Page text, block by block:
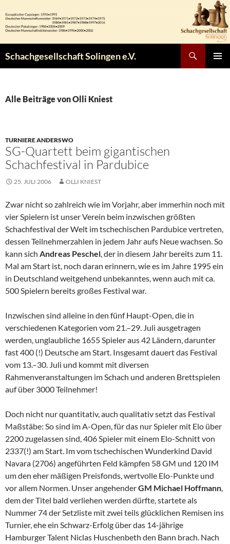
Inhalt
springen
Schachgesellschaft Solingen e.V.
Alle Beiträge von Olli Kniest
TURNIERE ANDERSWO
SG-Quartett beim gigantischen
Schachfestival in Pardubice
25. JULI 2006 OLLI KNIEST
Zwar nicht so zahlreich wie im Vorjahr, aber immerhin noch mit
vier Spielern ist unser Verein beim inzwischen größten
Schachfestival der Welt im tschechischen Pardubice vertreten,
dessen Teilnehmerzahlen in jedem Jahr aufs Neue wachsen. So
kann sich Andreas Peschel, der in diesem Jahr bereits zum 11.
Mal am Start ist, noch daran erinnern, wie es im Jahre 1995 ein
in Deutschland weitgehend unbekanntes, wenn auch mit ca.
500 Spielern bereits großes Festival war.
Inzwischen sind alleine in den fünf Haupt-Open, die in
verschiedenen Kategorien vom 21.–29. Juli ausgetragen
werden, unglaubliche 1655 Spieler aus 42 Ländern, darunter
fast 400 (!) Deutsche am Start. Insgesamt dauert das Festival
vom 13.–30. Juli und kommt mit diversen
Rahmenveranstaltungen im Schach und anderen Brettspielen
auf über 3000 Teilnehmer!
Doch nicht nur quantitativ, auch qualitativ setzt das Festival
Maßstäbe: So sind im A-Open, für das nur Spieler mit Elo über
2200 zugelassen sind, 406 Spieler mit einem Elo-Schnitt von
2337(!) am Start. Im vom tschechischen Wunderkind David
Navara (2706) angeführten Feld kämpfen 58 GM und 120 IM
um den eher mäßigen Preisfonds, wertvolle Elo-Punkte und
vor allem Normen. Unser angehenderGM Michael Hoffmann,
dem der Titel bald verliehen werden dürfte, startete als
Nummer 74 der Setzliste mit zwei teils glücklichen Remisen ins
Turnier, ehe ein Schwarz-Erfolg über das 14-jährige
Hamburger Talent Niclas Huschenbeth den Bann brach. Nach